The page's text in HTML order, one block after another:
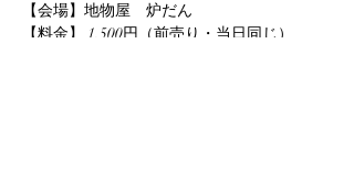
【会場】地物屋　炉だん
【料金】 1,500円（前売り・当日同じ）